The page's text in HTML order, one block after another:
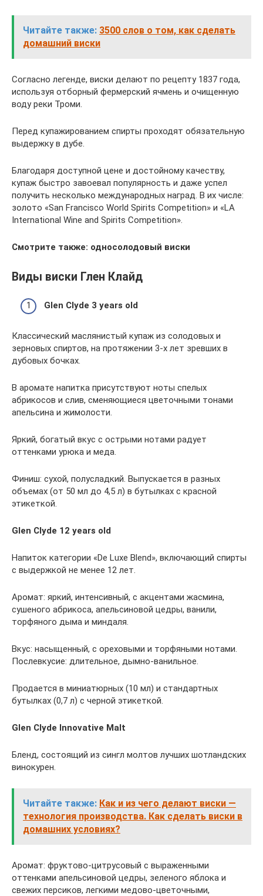
Читайте также: 3500 слов о том, как сделать
домашний виски
Согласно легенде, виски делают по рецепту 1837 года,
используя отборный фермерский ячмень и очищенную
воду реки Троми.
Перед купажированием спирты проходят обязательную
выдержку в дубе.
Благодаря доступной цене и достойному качеству,
купаж быстро завоевал популярность и даже успел
получить несколько международных наград. В их числе:
золото «San Francisco World Spirits Competition» и «LA
International Wine and Spirits Competition».
Смотрите также: односолодовый виски
Виды виски Глен Клайд
Glen Clyde 3 years old
Классический маслянистый купаж из солодовых и
зерновых спиртов, на протяжении 3-х лет зревших в
дубовых бочках.
В аромате напитка присутствуют ноты спелых
абрикосов и слив, сменяющиеся цветочными тонами
апельсина и жимолости.
Яркий, богатый вкус с острыми нотами радует
оттенками урюка и меда.
Финиш: сухой, полусладкий. Выпускается в разных
объемах (от 50 мл до 4,5 л) в бутылках с красной
этикеткой.
Glen Clyde 12 years old
Напиток категории «De Luxe Blend», включающий спирты
с выдержкой не менее 12 лет.
Аромат: яркий, интенсивный, с акцентами жасмина,
сушеного абрикоса, апельсиновой цедры, ванили,
торфяного дыма и миндаля.
Вкус: насыщенный, с ореховыми и торфяными нотами.
Послевкусие: длительное, дымно-ванильное.
Продается в миниатюрных (10 мл) и стандартных
бутылках (0,7 л) с черной этикеткой.
Glen Clyde Innovative Malt
Бленд, состоящий из сингл молтов лучших шотландских
винокурен.
Читайте также: Как и из чего делают виски —
технология производства. Как сделать виски в
домашних условиях?
Аромат: фруктово-цитрусовый с выраженными
оттенками апельсиновой цедры, зеленого яблока и
свежих персиков, легкими медово-цветочными,